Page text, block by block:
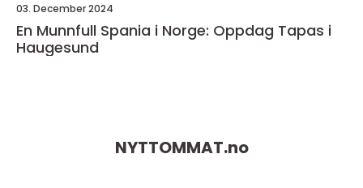
03. December 2024
En Munnfull Spania i Norge: Oppdag Tapas i
Haugesund
NYTTOMMAT.no